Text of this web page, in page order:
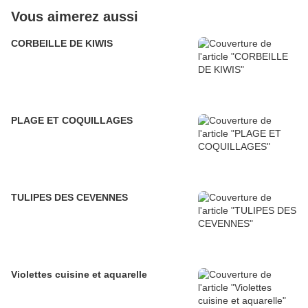
Vous aimerez aussi
CORBEILLE DE KIWIS
PLAGE ET COQUILLAGES
TULIPES DES CEVENNES
Violettes cuisine et aquarelle